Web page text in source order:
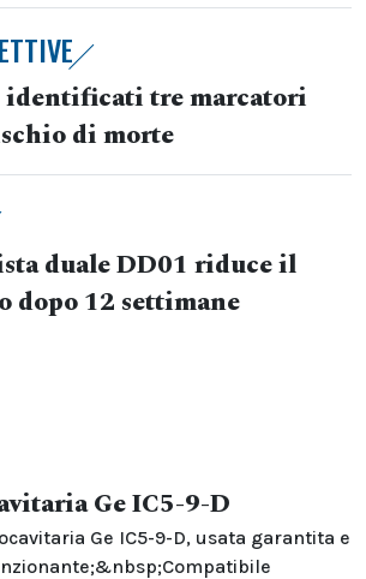
identificati tre marcatori
di morte
duale DD01 riduce il
dopo 12 settimane
Ge IC5-9-D
Ge IC5-9-D, usata garantita e